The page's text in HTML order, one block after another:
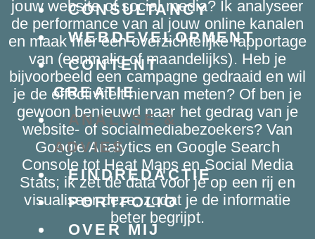
CONSULTANCY
WEBDEVELOPMENT
CONTENT
CREATIE
ANALYSE &
ADVIES
EINDREDACTIE
PORTFOLIO
OVER MIJ
jouw website of social media? Ik analyseer
de performance van al jouw online kanalen
en maak hier een overzichtelijke rapportage
van (eenmalig of maandelijks). Heb je
bijvoorbeeld een campagne gedraaid en wil
je de effectiviteit hiervan meten? Of ben je
gewoon benieuwd naar het gedrag van je
website- of socialmediabezoekers? Van
Google Analytics en Google Search
Console tot Heat Maps en Social Media
Stats; ik zet de data voor je op een rij en
visualiseer deze, zodat je de informatie
beter begrijpt.